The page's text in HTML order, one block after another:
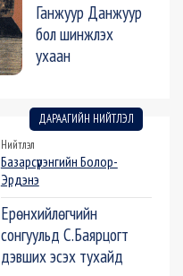
Ганжуур Данжуур
бол шинжлэх
ухаан
ДАРААГИЙН НИЙТЛЭЛ
Нийтлэл
Базарсүрэнгийн Болор-
Эрдэнэ
Ерөнхийлөгчийн
сонгуульд С.Баярцогт
дэвших эсэх тухайд